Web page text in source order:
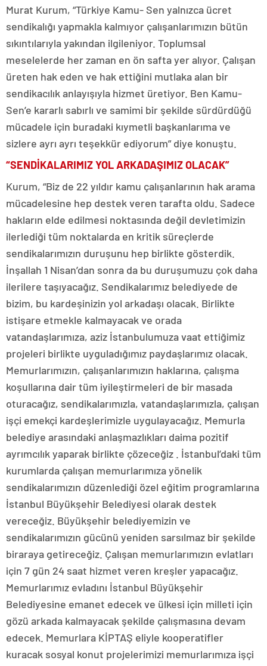
Murat Kurum, “Türkiye Kamu- Sen yalnızca ücret
sendikalığı yapmakla kalmıyor çalışanlarımızın bütün
sıkıntılarıyla yakından ilgileniyor. Toplumsal
meselelerde her zaman en ön safta yer alıyor. Çalışan
üreten hak eden ve hak ettiğini mutlaka alan bir
sendikacılık anlayışıyla hizmet üretiyor. Ben Kamu-
Sen’e kararlı sabırlı ve samimi bir şekilde sürdürdüğü
mücadele için buradaki kıymetli başkanlarıma ve
sizlere ayrı ayrı teşekkür ediyorum” diye konuştu.
“SENDİKALARIMIZ YOL ARKADAŞIMIZ OLACAK”
Kurum, “Biz de 22 yıldır kamu çalışanlarının hak arama
mücadelesine hep destek veren tarafta oldu. Sadece
hakların elde edilmesi noktasında değil devletimizin
ilerlediği tüm noktalarda en kritik süreçlerde
sendikalarımızın duruşunu hep birlikte gösterdik.
İnşallah 1 Nisan’dan sonra da bu duruşumuzu çok daha
ilerilere taşıyacağız. Sendikalarımız belediyede de
bizim, bu kardeşinizin yol arkadaşı olacak. Birlikte
istişare etmekle kalmayacak ve orada
vatandaşlarımıza, aziz İstanbulumuza vaat ettiğimiz
projeleri birlikte uyguladığımız paydaşlarımız olacak.
Memurlarımızın, çalışanlarımızın haklarına, çalışma
koşullarına dair tüm iyileştirmeleri de bir masada
oturacağız, sendikalarımızla, vatandaşlarımızla, çalışan
işçi emekçi kardeşlerimizle uygulayacağız. Memurla
belediye arasındaki anlaşmazlıkları daima pozitif
ayrımcılık yaparak birlikte çözeceğiz . İstanbul’daki tüm
kurumlarda çalışan memurlarımıza yönelik
sendikalarımızın düzenlediği özel eğitim programlarına
İstanbul Büyükşehir Belediyesi olarak destek
vereceğiz. Büyükşehir belediyemizin ve
sendikalarımızın gücünü yeniden sarsılmaz bir şekilde
biraraya getireceğiz. Çalışan memurlarımızın evlatları
için 7 gün 24 saat hizmet veren kreşler yapacağız.
Memurlarımız evladını İstanbul Büyükşehir
Belediyesine emanet edecek ve ülkesi için milleti için
gözü arkada kalmayacak şekilde çalışmasına devam
edecek. Memurlara KİPTAŞ eliyle kooperatifler
kuracak sosyal konut projelerimizi memurlarımıza işçi